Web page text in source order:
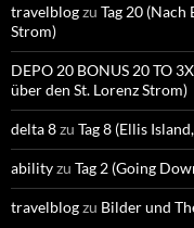
travelblogzu Tag 20 (Nach
Strom)
DEPO 20 BONUS 20 TO
über den St. Lorenz Strom)
delta 8zu Tag 8 (Ellis
abilityzu Tag 2 (Going
travelblogzu Bilder und